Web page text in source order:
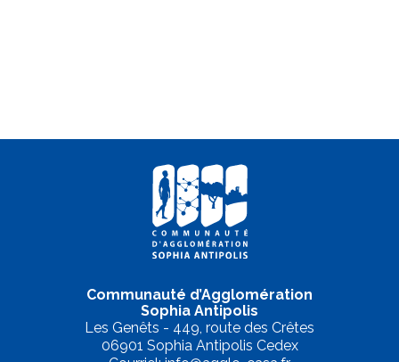
Communauté d’Agglomération
Sophia Antipolis
Les Genêts - 449, route des Crêtes
06901 Sophia Antipolis Cedex